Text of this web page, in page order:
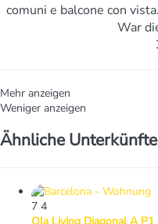
comuni e balcone con
War
Mehr anzeigen
Weniger anzeigen
Ähnliche Unterkünfte
7 4